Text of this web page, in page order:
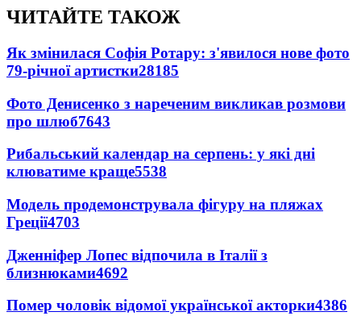
ЧИТАЙТЕ ТАКОЖ
Як змінилася Софія Ротару: з'явилося нове фото
79-річної артистки28185
Фото Денисенко з нареченим викликав розмови
про шлюб7643
Рибальський календар на серпень: у які дні
клюватиме краще5538
Модель продемонструвала фігуру на пляжах
Греції4703
Дженніфер Лопес відпочила в Італії з
близнюками4692
Помер чоловік відомої української акторки4386